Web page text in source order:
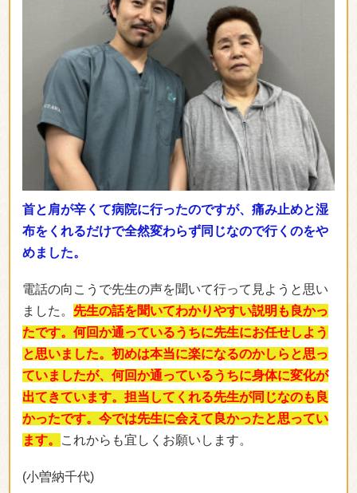
首と肩が辛くて病院に行ったのですが、痛み止めと湿
布をくれるだけで全然変わらず同じなので行くのをや
めました。
電話の向こうで先生の声を聞いて行って見ようと思い
ました。 先生の話を聞いてわかりやすい説明も良かっ
たです。何回か通っているうちに先生にお任せしよう
と思いました。初めは本当に楽になるのかしらと思っ
ていましたが、何回か通っているうちに身体に変化が
出てきています。担当してくれる先生が同じなのも良
かったです。今では先生に会えて良かったと思ってい
ます。
これからも宜しくお願いします。
(小曽納千代)